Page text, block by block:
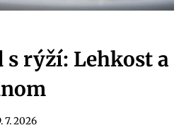
s rýží: Lehkost a
7. 2026